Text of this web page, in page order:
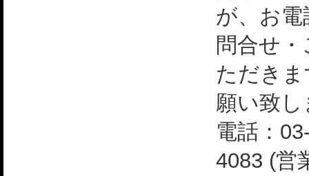
が、お
問合せ
ただき
願い致
電話：
4083 (営